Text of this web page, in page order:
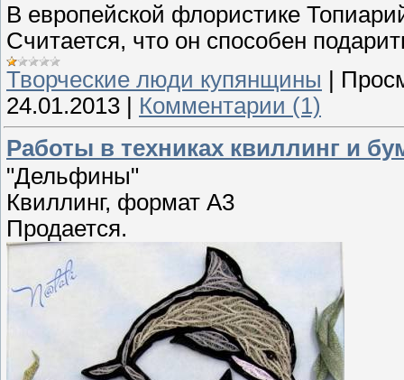
В европейской флористике
Считается, что он способен
Творческие люди купянщины |
24.01.2013 | Комментарии (1)
Работы в техниках квиллинг и
"Дельфины"
Квиллинг, формат А3
Продается.